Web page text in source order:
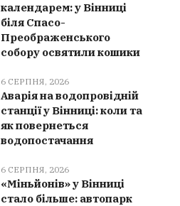
календарем: у Вінниці
біля Спасо-
Преображенського
собору освятили кошики
6 СЕРПНЯ, 2026
Аварія на водопровідній
станції у Вінниці: коли та
як повернеться
водопостачання
6 СЕРПНЯ, 2026
«Міньйонів» у Вінниці
стало більше: автопарк